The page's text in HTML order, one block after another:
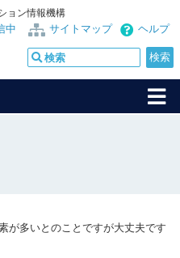
ョン情報機構
ヘルプ
サイトマップ
中
が多いとのことですが大丈夫です